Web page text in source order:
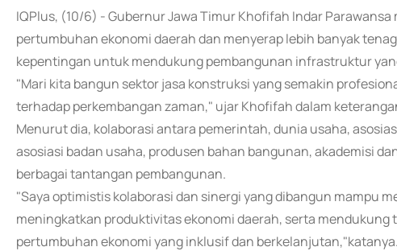
IQPlus, (10/6) - Gubernur Jawa Timur Khofifah Indar
pertumbuhan ekonomi daerah dan menyerap lebih banyak
kepentingan untuk mendukung pembangunan infrastruktur
"Mari kita bangun sektor jasa konstruksi yang semakin
terhadap perkembangan zaman," ujar Khofifah dalam
Menurut dia, kolaborasi antara pemerintah, dunia usaha,
asosiasi badan usaha, produsen bahan bangunan, akademisi
berbagai tantangan pembangunan.
"Saya optimistis kolaborasi dan sinergi yang dibangun mampu
meningkatkan produktivitas ekonomi daerah, serta mendukung
pertumbuhan ekonomi yang inklusif dan berkelanjutan,"katanya.